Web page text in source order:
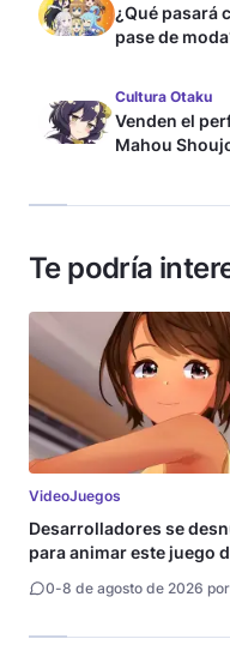
¿Qué pasará
pase de
Cultura Otaku
Venden el
Mahou
Te podría
VideoJuegos
Desarrolladores se
para animar este juego
0-8 de agosto de 2026 por